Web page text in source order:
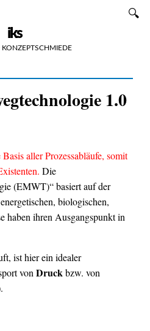
iks
1.0
aller Prozessabläufe, somit
Die
(EMWT)“ basiert auf der
biologischen,
haben ihren Ausgangspunkt in
ist hier ein idealer
von Druckbzw. von